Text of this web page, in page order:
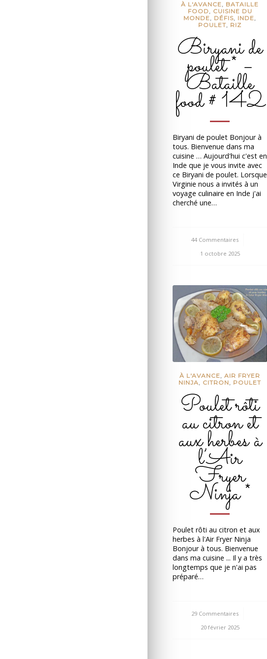
À L'AVANCE, BATAILLE
FOOD, CUISINE DU
MONDE, DÉFIS, INDE,
POULET, RIZ
Biryani de
poulet * –
Bataille
food # 142
Biryani de poulet Bonjour à
tous. Bienvenue dans ma
cuisine … Aujourd'hui c'est en
Inde que je vous invite avec
ce Biryani de poulet. Lorsque
Virginie nous a invités à un
voyage culinaire en Inde j'ai
cherché une…
44 Commentaires
/
1 octobre 2025
À L'AVANCE,AIR FRYER
NINJA, CITRON, POULET
Poulet rôti
au citron et
aux herbes à
l’Air
Fryer
Ninja *
Poulet rôti au citron et aux
herbes à l'Air Fryer Ninja
Bonjour à tous. Bienvenue
dans ma cuisine ... Il y a très
longtemps que je n'ai pas
préparé…
29 Commentaires
/
20 février 2025